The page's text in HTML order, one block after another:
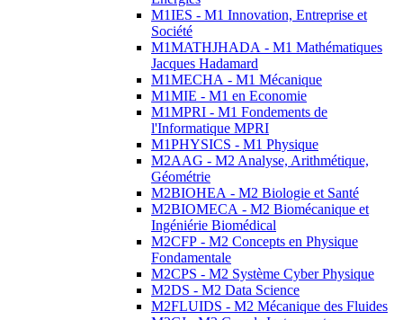
M1IES - M1 Innovation, Entreprise et
Société
M1MATHJHADA - M1 Mathématiques
Jacques Hadamard
M1MECHA - M1 Mécanique
M1MIE - M1 en Economie
M1MPRI - M1 Fondements de
l'Informatique MPRI
M1PHYSICS - M1 Physique
M2AAG - M2 Analyse, Arithmétique,
Géométrie
M2BIOHEA - M2 Biologie et Santé
M2BIOMECA - M2 Biomécanique et
Ingéniérie Biomédical
M2CFP - M2 Concepts en Physique
Fondamentale
M2CPS - M2 Système Cyber Physique
M2DS - M2 Data Science
M2FLUIDS - M2 Mécanique des Fluides